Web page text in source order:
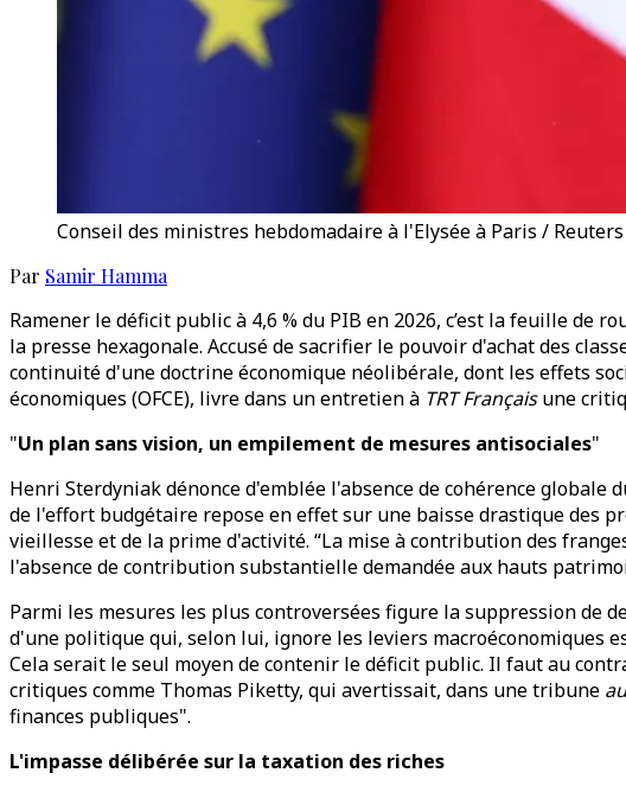
Conseil des ministres hebdomadaire à l'Elysée à Paris / Reuters
Par Samir Hamma
Ramener le déficit public à 4,6 % du PIB en 2026, c’est la feuille
la presse hexagonale. Accusé de sacrifier le pouvoir d'achat des
continuité d'une doctrine économique néolibérale, dont les effets
économiques (OFCE), livre dans un entretien à TRT Françaisune
"Un plan sans vision, un empilement de mesures antisociales"
Henri Sterdyniak dénonce d'emblée l'absence de cohérence
de l'effort budgétaire repose en effet sur une baisse drastique des
vieillesse et de la prime d'activité. “La mise à contribution des
l'absence de contribution substantielle demandée aux hauts
Parmi les mesures les plus controversées figure la suppression de
d'une politique qui, selon lui, ignore les leviers macroéconomiques
Cela serait le seul moyen de contenir le déficit public. Il faut au
critiques comme Thomas Piketty, qui avertissait, dans une tribune
finances publiques".
L'impasse délibérée sur la taxation des riches